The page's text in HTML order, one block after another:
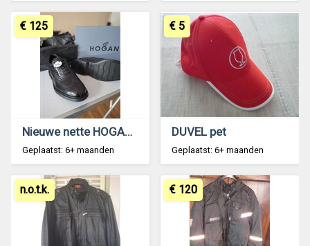
Nieuwe nette HOGAN schoenen
Geplaatst: 6+ maanden
€ 125
DUVEL pet
Geplaatst: 6+ maanden
€ 5
n.o.t.k. € 120